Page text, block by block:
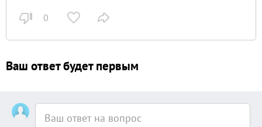
0
Ваш ответ будет первым